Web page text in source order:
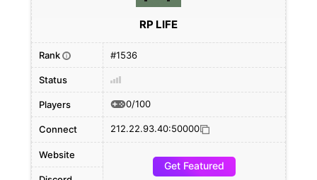
RP LIFE
Rank i #1536
Status
Players 0/100
Connect 212.22.93.40:50000
Website
Get Featured